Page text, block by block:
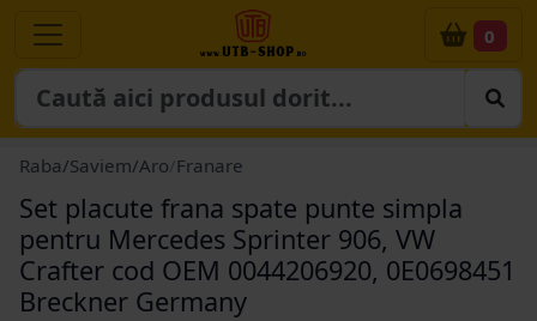
0
Raba/Saviem/Aro Franare
Set placute frana spate punte simpla
pentru Mercedes Sprinter 906, VW
Crafter cod OEM 0044206920, 0E0698451
Breckner Germany